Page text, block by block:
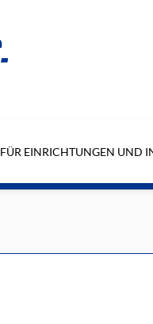
FÜR EINRICHTUNGEN UND